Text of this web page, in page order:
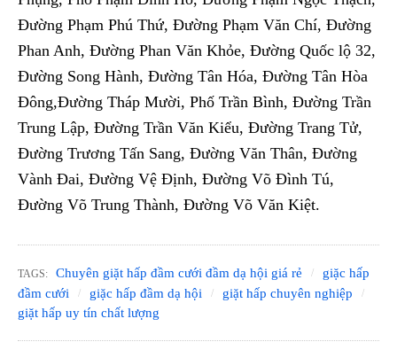
Đường Phạm Phú Thứ, Đường Phạm Văn Chí, Đường
Phan Anh, Đường Phan Văn Khỏe, Đường Quốc lộ 32,
Đường Song Hành, Đường Tân Hóa, Đường Tân Hòa
Đông,Đường Tháp Mười, Phố Trần Bình, Đường Trần
Trung Lập, Đường Trần Văn Kiểu, Đường Trang Tử,
Đường Trương Tấn Sang, Đường Văn Thân, Đường
Vành Đai, Đường Vệ Định, Đường Võ Đình Tú,
Đường Võ Trung Thành, Đường Võ Văn Kiệt.
TAGS: Chuyên giặt hấp đầm cưới đầm dạ hội giá rẻ
giặc hấp
đầm cưới
giặc hấp đầm dạ hội
giặt hấp chuyên nghiệp
giặt hấp uy tín chất lượng